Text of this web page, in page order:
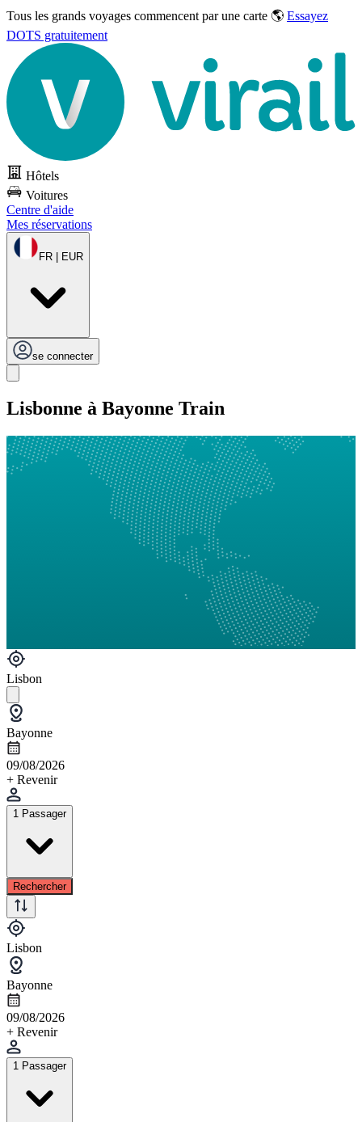
Tous les grands voyages commencent par une carte 🌎 Essayez
DOTS gratuitement
Hôtels
Voitures
Centre d'aide
Mes réservations
FR | EUR
se connecter
Lisbonne à Bayonne Train
Lisbon
Bayonne
09/08/2026
+ Revenir
1 Passager
Rechercher
Lisbon
Bayonne
09/08/2026
+ Revenir
1 Passager